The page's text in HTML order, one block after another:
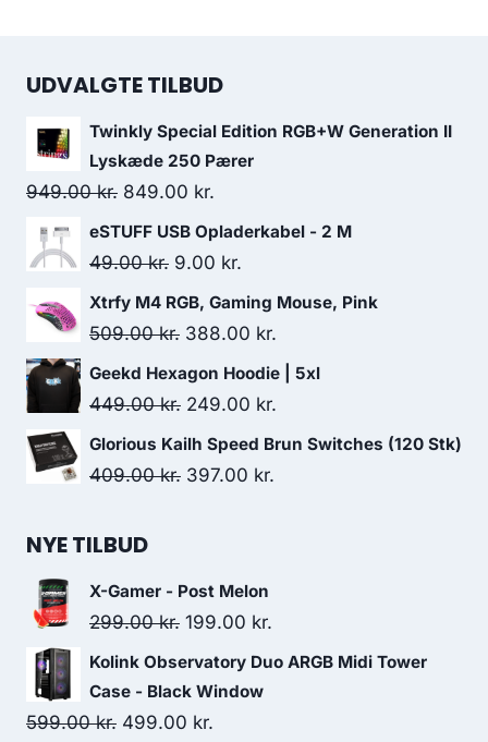
UDVALGTE TILBUD
Twinkly Special Edition RGB+W Generation II
Lyskæde 250 Pærer
949.00kr. Original
price
was:
849.00 kr.
price
is:
eSTUFF USB Opladerkabel - 2 M
49.00kr. Original
price
was:
9.00 kr.
price
is:
9.00 kr..
Xtrfy M4 RGB, Gaming Mouse, Pink
509.00kr. Original
price
was:
388.00 kr.
price
Geekd Hexagon Hoodie | 5xl
449.00kr. Original
price
was:
249.00 kr.
price
Glorious Kailh Speed Brun Switches (120 Stk)
409.00kr. Original
397.00 kr.
NYE TILBUD
X-Gamer - Post Melon
299.00kr. Original
price
was:
299.00 kr..
199.00 kr.
price
Kolink Observatory Duo ARGB Midi Tower
Case - Black Window
599.00kr. Original
499.00 kr.